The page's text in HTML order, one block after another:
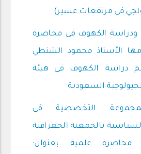
في مرتفعات عسير)
الكهوف في محاضرة
الأستاذ محمود الشنطي
دراسة الكهوف في هيئة
السعودية
التخصصية في
بالجمعية الجغرافية
محاضرة علمية بعنوان: